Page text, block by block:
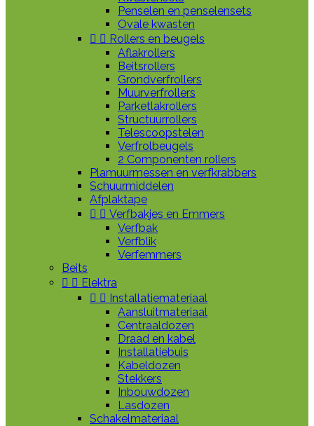
Penselen en penselensets
Ovale kwasten
  Rollers en beugels
Aflakrollers
Beitsrollers
Grondverfrollers
Muurverfrollers
Parketlakrollers
Structuurrollers
Telescoopstelen
Verfrolbeugels
2 Componenten rollers
Plamuurmessen en verfkrabbers
Schuurmiddelen
Afplaktape
  Verfbakjes en Emmers
Verfbak
Verfblik
Verfemmers
Beits
  Elektra
  Installatiemateriaal
Aansluitmateriaal
Centraaldozen
Draad en kabel
Installatiebuis
Kabeldozen
Stekkers
Inbouwdozen
Lasdozen
Schakelmateriaal